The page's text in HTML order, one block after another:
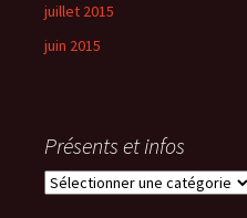
juillet 2015
juin 2015
Présents et infos
Présents